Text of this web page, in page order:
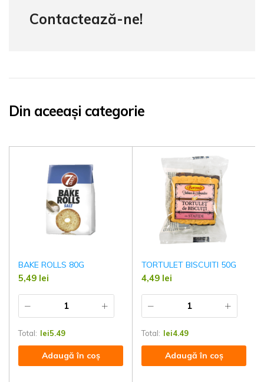
Contactează-ne!
Din aceeași categorie
BAKE ROLLS 80G
5,49 lei
Total: lei5.49
Adaugă în coș
TORTULET BISCUITI 50G
4,49 lei
Total: lei4.49
Adaugă în coș